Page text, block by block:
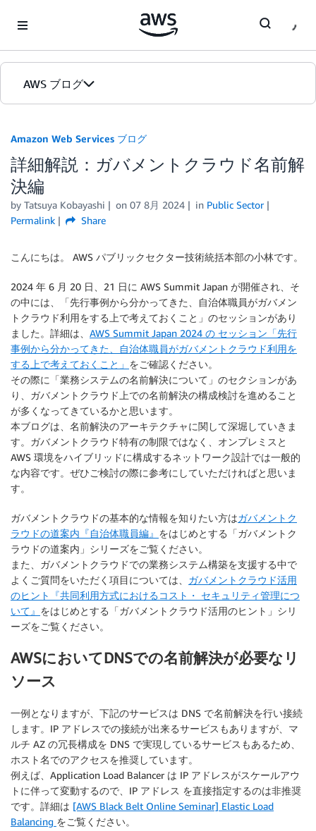
AWS ブログ
カテゴリ
エディション
Amazon Web Services ブログ
詳細解説：ガバメントクラウド名前解
決編
by Tatsuya Kobayashi on 07 8月 2024 in Public Sector
Permalink
Share
こんにちは。 AWS パブリックセクター技術統括本部の小林です。
2024 年 6 月 20 日、21 日に AWS Summit Japan が開催され、そ
の中には、「先行事例から分かってきた、自治体職員がガバメン
トクラウド利用をする上で考えておくこと」のセッションがあり
ました。詳細は、 AWS Summit Japan 2024 の セッション「先行
事例から分かってきた、自治体職員がガバメントクラウド利用を
する上で考えておくこと」 をご確認ください。
その際に「業務システムの名前解決について」のセクションがあ
り、ガバメントクラウド上での名前解決の構成検討を進めること
が多くなってきているかと思います。
本ブログは、名前解決のアーキテクチャに関して深堀していきま
す。ガバメントクラウド特有の制限ではなく、オンプレミスと
AWS 環境をハイブリッドに構成するネットワーク設計では一般的
な内容です。ぜひご検討の際に参考にしていただければと思いま
す。
ガバメントクラウドの基本的な情報を知りたい方はガバメントク
ラウドの道案内『自治体職員編』 をはじめとする「ガバメントク
ラウドの道案内」シリーズをご覧ください。
また、ガバメントクラウドでの業務システム構築を支援する中で
よくご質問をいただく項目については、 ガバメントクラウド活用
のヒント『共同利用方式におけるコスト・ セキュリティ管理につ
いて』 をはじめとする「ガバメントクラウド活用のヒント」シリ
ーズをご覧ください。
AWSにおいてDNSでの名前解決が必要なリ
ソース
一例となりますが、下記のサービスは DNS で名前解決を行い接続
します。IP アドレスでの接続が出来るサービスもありますが、マ
ルチ AZ の冗長構成を DNS で実現しているサービスもあるため、
ホスト名でのアクセスを推奨しています。
例えば、Application Load Balancer は IP アドレスがスケールアウ
トに伴って変動するので、IP アドレス を直接指定するのは非推奨
です。詳細は [AWS Black Belt Online Seminar] Elastic Load
Balancing をご覧ください。